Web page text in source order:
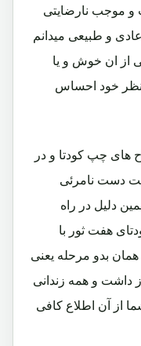
موجب نارضایتی
و طبیعی میدانم
از ان خوش و یا
نظر خود احساس
های چپ کودتا و در
دست نامرئی
دلیل در راه
هفت ثور با
همان بدو مرحله یعنی
داشت و همه زندانی
از آن اطلاع کافی